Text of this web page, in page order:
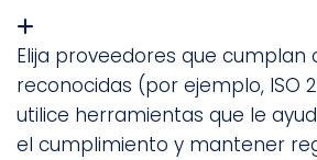
Elija proveedores que cumplan
reconocidas (por ejemplo, ISO
utilice herramientas que le
el cumplimiento y mantener